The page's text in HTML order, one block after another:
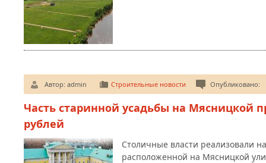
Автор: admin Строительные новости Опубликовано:
Часть старинной усадьбы на Мясницкой
рублей
Столичные власти реализовали
расположенной на Мясницкой